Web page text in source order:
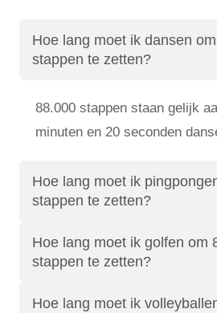
Hoe lang moet ik dansen
stappen te zetten?
88.000 stappen staan ​​gelijk
minuten en 20 seconden
Hoe lang moet ik
stappen te zetten?
Hoe lang moet ik golfen om
stappen te zetten?
Hoe lang moet ik